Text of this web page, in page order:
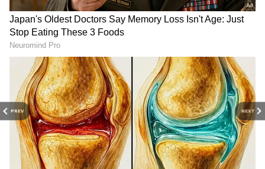
PREV NEXT
விஜய்யுடன் 9 பேர் அமைச்சர்கள்
பதவியேற்பு
அவருடன் என்.ஆனந்த், ஆதவ் அர்ஜூனா,
ஏ.கே.செங்கோட்டையன், வெங்கட ரமணன்,
சிடிஆர்.நிர்மல்குமார், ராஜ் மோகன், பிரபு,
கீர்த்தனா, அருண்ராஜ் உள்பட 9 பேர்
அமைச்சர்களாக பதவி ஏற்றுக்கொண்டனர்.
பின்னர் சட்டப்பேரவையில் நம்பிக்கை